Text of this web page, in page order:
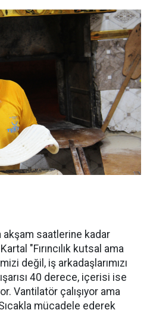
saatlerine kadar
"Fırıncılık kutsal ama
değil, iş arkadaşlarımızı
40 derece, içerisi ise
Vantilatör çalışıyor ama
mücadele ederek